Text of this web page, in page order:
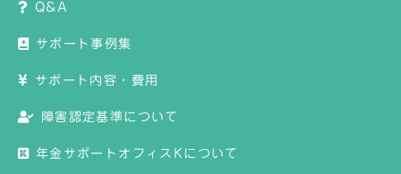
Q&A
サポート事例集
サポート内容・費用
障害認定基準について
年金サポートオフィスKについて